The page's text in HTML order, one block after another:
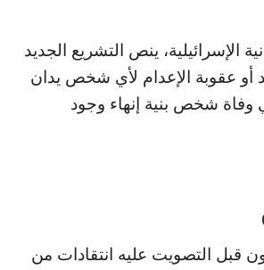
الإسرائيلية، ينص التشريع الجديد
أو عقوبة الإعدام لأي شخص يدان
وفاة شخص بنية إنهاء وجود
قبل التصويت عليه انتقادات من